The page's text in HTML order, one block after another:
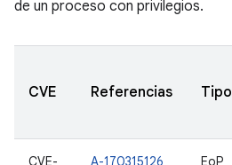
de un proceso con privilegios.
CVE Referencias Tipo
CVE-
A-170315126 EoP